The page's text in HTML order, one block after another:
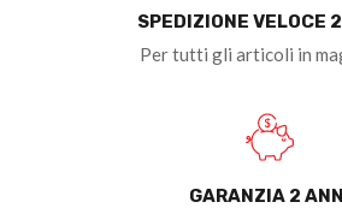
SPEDIZIONE VELOCE
Per tutti gli articoli in
GARANZIA 2